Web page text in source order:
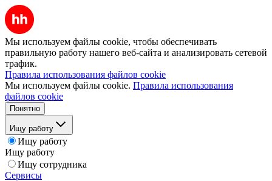
Мы используем файлы cookie, чтобы обеспечивать
правильную работу нашего веб-сайта и анализировать сетевой
трафик.
Правила использования файлов cookie
Мы используем файлы cookie. Правила использования
файлов cookie
Понятно
Ищу работу
Ищу работу
Ищу работу
Ищу сотрудника
Сервисы